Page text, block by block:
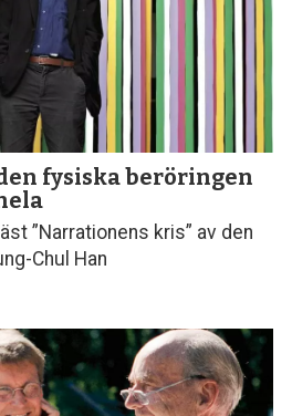
fysiska beröringen
”Narrationens kris” av den
Chul Han